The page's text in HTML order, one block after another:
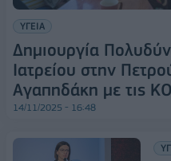
ΥΓΕΙΑ
Δημιουργία
Ιατρείου στην
Αγαπηδάκη με τις
14/11/2025 - 16:48